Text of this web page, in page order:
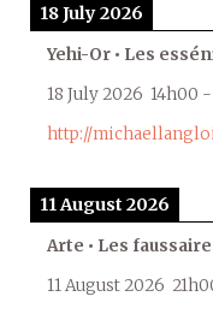
18 July 2026
Yehi-Or • Les
18 July 2026 14h00 -
http://
11 August 2026
Arte • Les
11 August 2026